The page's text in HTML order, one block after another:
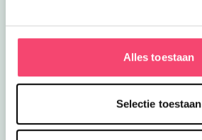
Alles toestaan
Selectie toestaan
Kroon op de taart bij